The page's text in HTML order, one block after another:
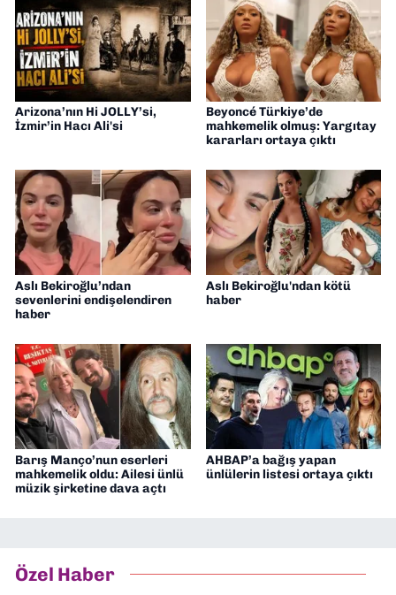
Arizona’nın Hi JOLLY’si,
İzmir’in Hacı Ali'si
Beyoncé Türkiye’de
mahkemelik olmuş: Yargıtay
kararları ortaya çıktı
Aslı Bekiroğlu’ndan
sevenlerini endişelendiren
haber
Aslı Bekiroğlu'ndan kötü
haber
Barış Manço’nun eserleri
mahkemelik oldu: Ailesi ünlü
müzik şirketine dava açtı
AHBAP’a bağış yapan
ünlülerin listesi ortaya çıktı
Özel Haber